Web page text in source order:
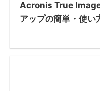
Acronis True
アップの簡単・使い